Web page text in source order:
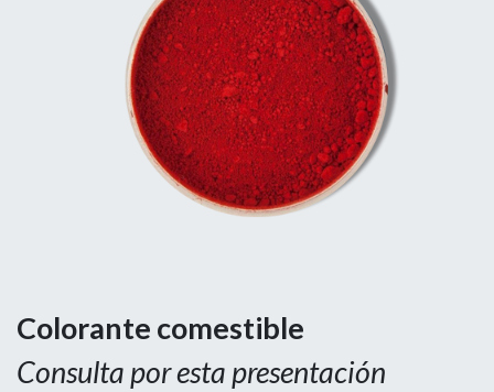
Colorante comestible
Consulta por esta presentación